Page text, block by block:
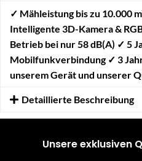
✓ Mähleistung bis zu 10.000
Intelligente 3D-Kamera &
Betrieb bei nur 58 dB(A) ✓ 5
Mobilfunkverbindung ✓ 3
unserem Gerät und unserer
Detaillierte Beschreibung
Unsere exklusiven